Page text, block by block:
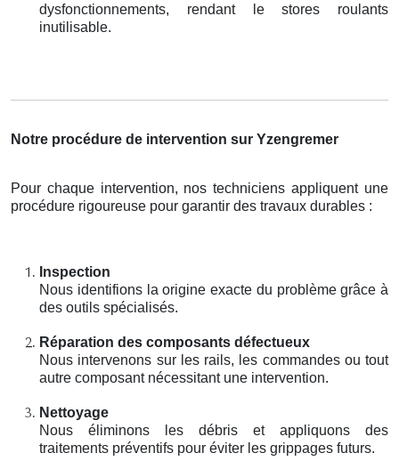
dysfonctionnements, rendant le stores roulants
inutilisable.
Notre procédure de intervention sur Yzengremer
Pour chaque intervention, nos techniciens appliquent une
procédure rigoureuse pour garantir des travaux durables :
Inspection
Nous identifions la origine exacte du problème grâce à
des outils spécialisés.
Réparation des composants défectueux
Nous intervenons sur les rails, les commandes ou tout
autre composant nécessitant une intervention.
Nettoyage
Nous éliminons les débris et appliquons des
traitements préventifs pour éviter les grippages futurs.